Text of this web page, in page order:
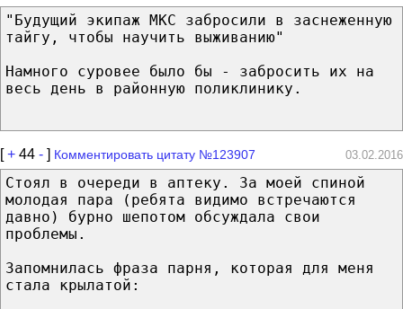
"Будущий экипаж МКС забросили в заснеженную
тайгу, чтобы научить выживанию"
Намного суровее было бы - забросить их на
весь день в районную поликлинику.
[+ 44 - ] Комментировать цитату №123907 03.02.2016
Стоял в очереди в аптеку. За моей спиной
молодая пара (ребята видимо встречаются
давно) бурно шепотом обсуждала свои
проблемы.
Запомнилась фраза парня, которая для меня
стала крылатой: